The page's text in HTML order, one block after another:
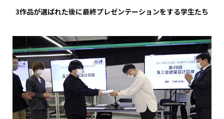
3作品が選ばれた後に最終プレゼンテーションをする学生たち